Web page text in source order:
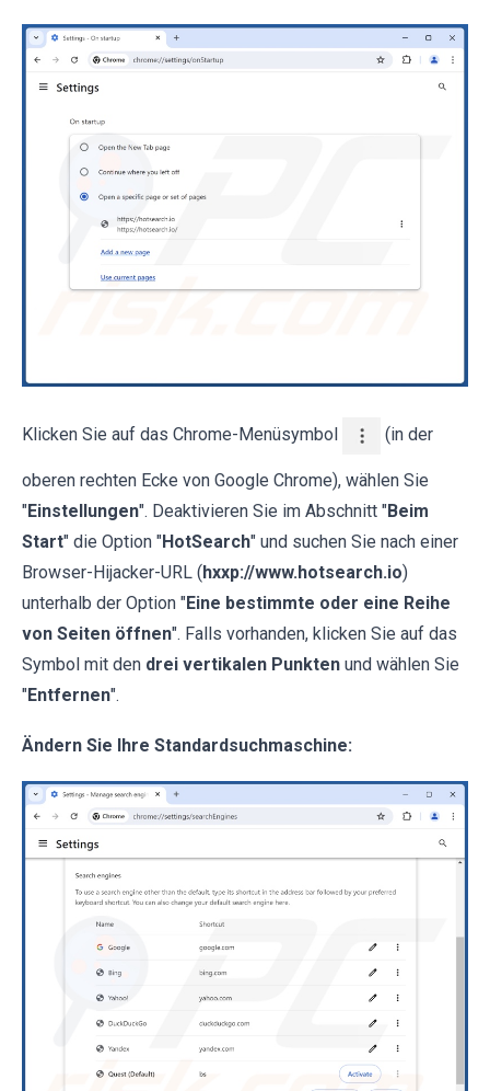
Klicken Sie auf das Chrome-Menüsymbol (in der
oberen rechten Ecke von Google Chrome), wählen Sie
"Einstellungen". Deaktivieren Sie im Abschnitt "Beim
Start" die Option "HotSearch" und suchen Sie nach einer
Browser-Hijacker-URL (hxxp://www.hotsearch.io)
unterhalb der Option "Eine bestimmte oder eine Reihe
von Seiten öffnen". Falls vorhanden, klicken Sie auf das
Symbol mit den drei vertikalen Punkten und wählen Sie
"Entfernen".
Ändern Sie Ihre Standardsuchmaschine: